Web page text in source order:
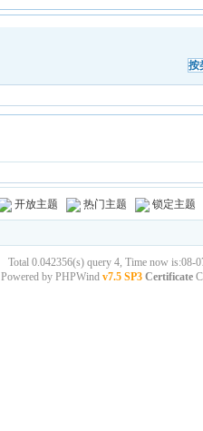
按
开放主题 热门主题 锁定主题
Total 0.042356(s) query 4, Time now is:08-
Powered by PHPWind v7.5 SP3 Certificate